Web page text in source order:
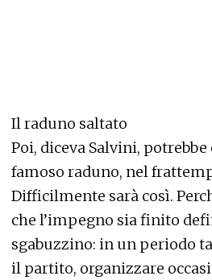
Il raduno saltato
Poi, diceva Salvini,
famoso raduno, nel
Difficilmente sarà così.
che l’impegno sia finito
sgabuzzino: in un periodo
il partito, organizzare